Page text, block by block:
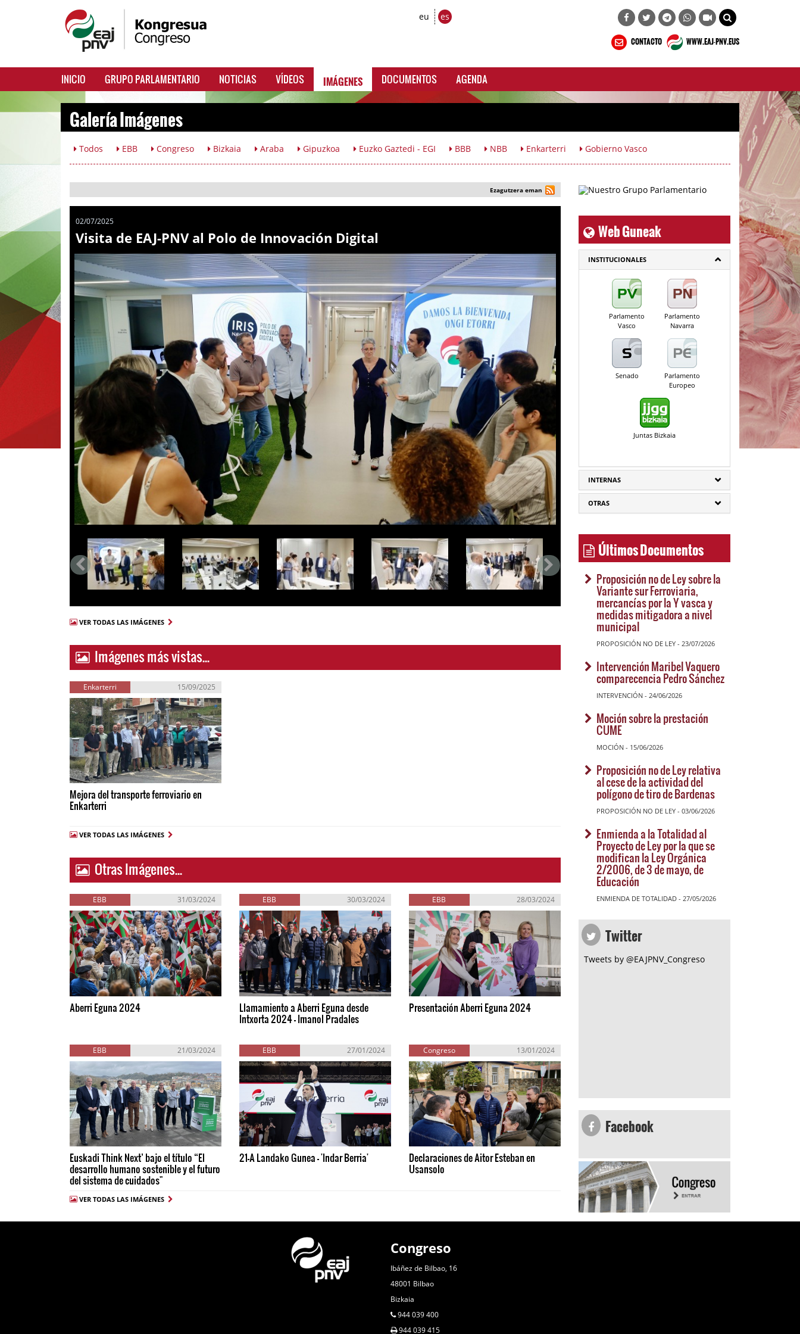
eu es
CONTACTO WWW.EAJ-PNV.EUS
INICIO GRUPO PARLAMENTARIO NOTICIAS VÍDEOS IMÁGENES DOCUMENTOS AGENDA
Galería Imágenes
Todos EBB Congreso Bizkaia Araba Gipuzkoa Euzko Gaztedi - EGI BBB NBB Enkarterri Gobierno Vasco
Ezagutzera eman
02/07/2025
Visita de EAJ-PNV al Polo de Innovación Digital
VER TODAS LAS IMÁGENES
Imágenes más vistas...
Enkarterri 15/09/2025
Mejora del transporte ferroviario en
Enkarterri
VER TODAS LAS IMÁGENES
Otras Imágenes...
EBB 31/03/2024
Aberri Eguna 2024
EBB 30/03/2024
Llamamiento a Aberri Eguna desde
Intxorta 2024 - Imanol Pradales
EBB 28/03/2024
Presentación Aberri Eguna 2024
EBB 21/03/2024
Euskadi Think Next’ bajo el título “El
desarrollo humano sostenible y el futuro
del sistema de cuidados"
EBB 27/01/2024
21-A Landako Gunea - 'Indar Berria'
Congreso 13/01/2024
Declaraciones de Aitor Esteban en
Usansolo
VER TODAS LAS IMÁGENES
Web Guneak
INSTITUCIONALES
Parlamento
Vasco
Parlamento
Navarra
Senado
Parlamento
Europeo
Juntas Bizkaia
INTERNAS
OTRAS
Últimos Documentos
Proposición no de Ley sobre la
Variante sur Ferroviaria,
mercancías por la Y vasca y
medidas mitigadora a nivel
municipal
PROPOSICIÓN NO DE LEY - 23/07/2026
Intervención Maribel Vaquero
comparecencia Pedro Sánchez
INTERVENCIÓN - 24/06/2026
Moción sobre la prestación
CUME
MOCIÓN - 15/06/2026
Proposición no de Ley relativa
al cese de la actividad del
polígono de tiro de Bardenas
PROPOSICIÓN NO DE LEY - 03/06/2026
Enmienda a la Totalidad al
Proyecto de Ley por la que se
modifican la Ley Orgánica
2/2006, de 3 de mayo, de
Educación
ENMIENDA DE TOTALIDAD - 27/05/2026
Twitter
Tweets by @EAJPNV_Congreso
Facebook
Congreso
Ibáñez de Bilbao, 16
48001 Bilbao
Bizkaia
944 039 400
944 039 415